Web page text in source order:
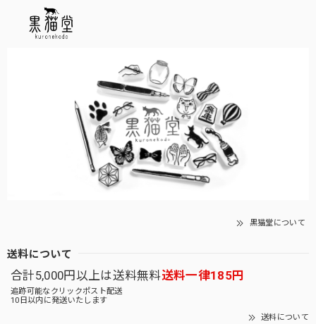
黒猫堂について
送料について
合計5,000円以上は送料無料送料一律185円
追跡可能なクリックポスト配送
10日以内に発送いたします
送料について